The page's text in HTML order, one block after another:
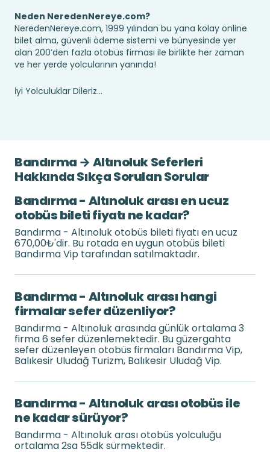
Neden NeredenNereye.com?
NeredenNereye.com, 1999 yılından bu yana kolay online
bilet alma, güvenli ödeme sistemi ve bünyesinde yer
alan 200’den fazla otobüs firması ile birlikte her zaman
ve her yerde yolcularının yanında!
İyi Yolculuklar Dileriz...
Bandırma → Altınoluk Seferleri
Hakkında Sıkça Sorulan Sorular
Bandırma - Altınoluk arası en ucuz
otobüs bileti fiyatı ne kadar?
Bandırma - Altınoluk otobüs bileti fiyatı en ucuz
670,00₺'dir. Bu rotada en uygun otobüs bileti
Bandırma Vip tarafından satılmaktadır.
Bandırma - Altınoluk arası hangi
firmalar sefer düzenliyor?
Bandırma - Altınoluk arasında günlük ortalama 3
firma 6 sefer düzenlemektedir. Bu güzergahta
sefer düzenleyen otobüs firmaları Bandırma Vip,
Balıkesir Uludağ Turizm, Balıkesir Uludağ Vip.
Bandırma - Altınoluk arası otobüs ile
ne kadar sürüyor?
Bandırma - Altınoluk arası otobüs yolculuğu
ortalama 2sa 55dk sürmektedir.